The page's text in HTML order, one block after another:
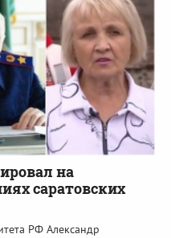
на
саратовских
РФ Александр